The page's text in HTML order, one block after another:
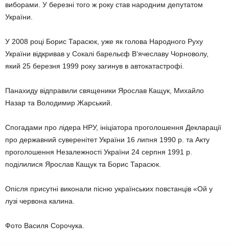
виборами. У березні того ж року став народним депутатом
України.
У 2008 році Борис Тарасюк, уже як голова Народного Руху
України відкривав у Сокалі барельєф В‘ячеславу Чорноволу,
який 25 березня 1999 року загинув в автокатастрофі.
Панахиду відправили священики Ярослав Кащук, Михайло
Назар та Володимир Жарський.
Спогадами про лідера НРУ, ініціатора проголошення Декларації
про державний суверенітет України 16 липня 1990 р. та Акту
проголошення Незалежності України 24 серпня 1991 р.
поділилися Ярослав Кащук та Борис Тарасюк.
Опісля присутні виконали пісню українських повстанців «Ой у
лузі червона калина.
Фото Василя Сорочука.